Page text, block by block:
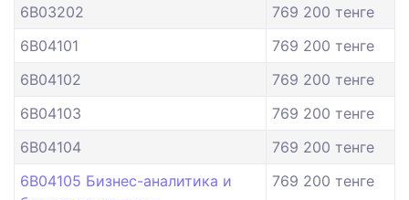
6B03202
769 200 тенге
6B04101
769 200 тенге
6B04102
769 200 тенге
6B04103
769 200 тенге
6B04104
769 200 тенге
6B04105 Бизнес-аналитика и
769 200 тенге